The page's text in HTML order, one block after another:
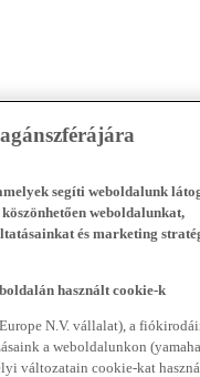
segíti weboldalunk
weboldalunkat,
és marketing
használt cookie-k
N.V. vállalat), a
a weboldalunkon
változatain cookie-kat